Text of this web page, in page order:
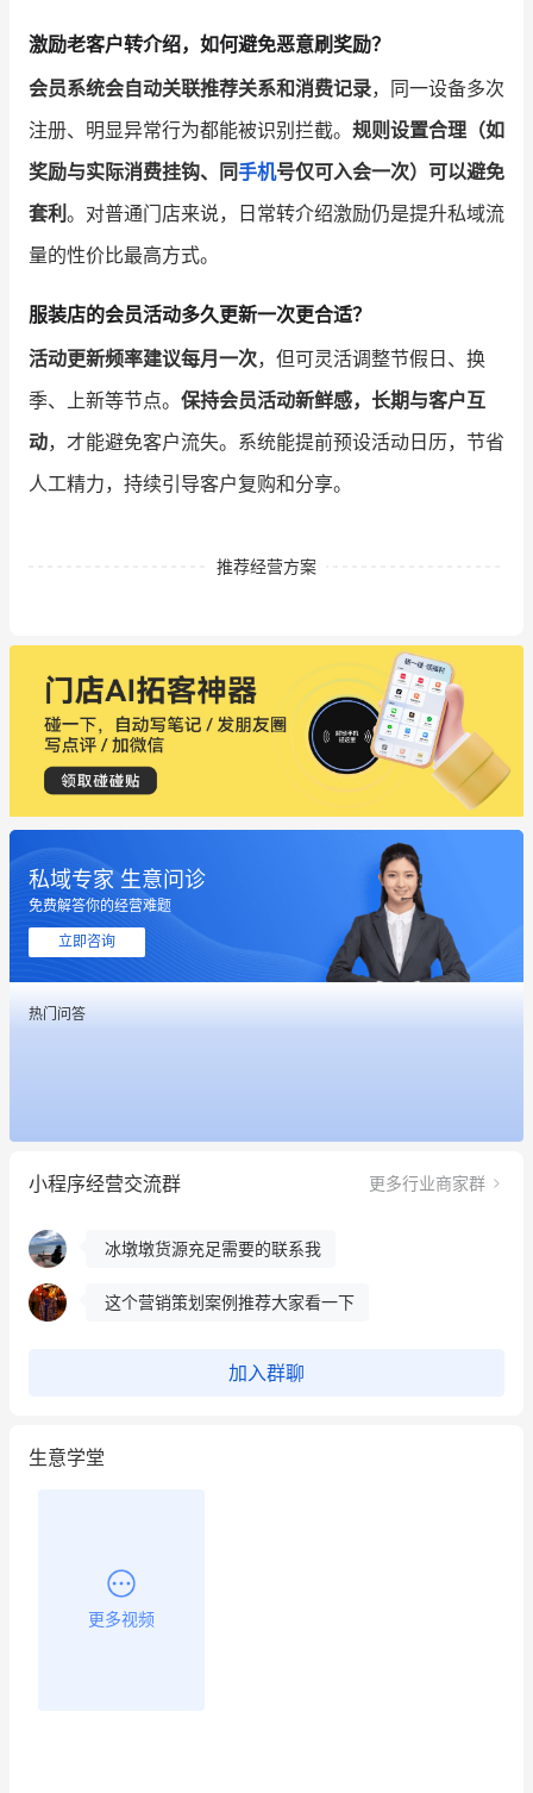
激励老客户转介绍，如何避免恶意刷奖励？
会员系统会自动关联推荐关系和消费记录，同一设备多次
注册、明显异常行为都能被识别拦截。 规则设置合理（如
奖励与实际消费挂钩、同手机号仅可入会一次）可以避免
套利 。对普通门店来说，日常转介绍激励仍是提升私域流
量的性价比最高方式。
服装店的会员活动多久更新一次更合适？
活动更新频率建议每月一次，但可灵活调整节假日、换
季、上新等节点。 保持会员活动新鲜感，长期与客户互
动，才能避免客户流失。系统能提前预设活动日历，节省
人工精力，持续引导客户复购和分享。
推荐经营方案
私域专家 生意问诊
免费解答你的经营难题
立即咨询
热门问答
小程序经营交流群 更多行业商家群
餐饮也得靠私域和服务提高竞争力
昨晚的直播课程太好啦❤️
冰墩墩货源充足需要的联系我
这个营销策划案例推荐大家看一下
加入群聊
生意学堂
更多视频